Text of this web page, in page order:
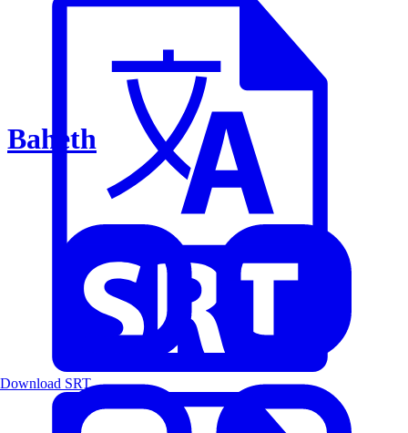
Baheth
Download SRT